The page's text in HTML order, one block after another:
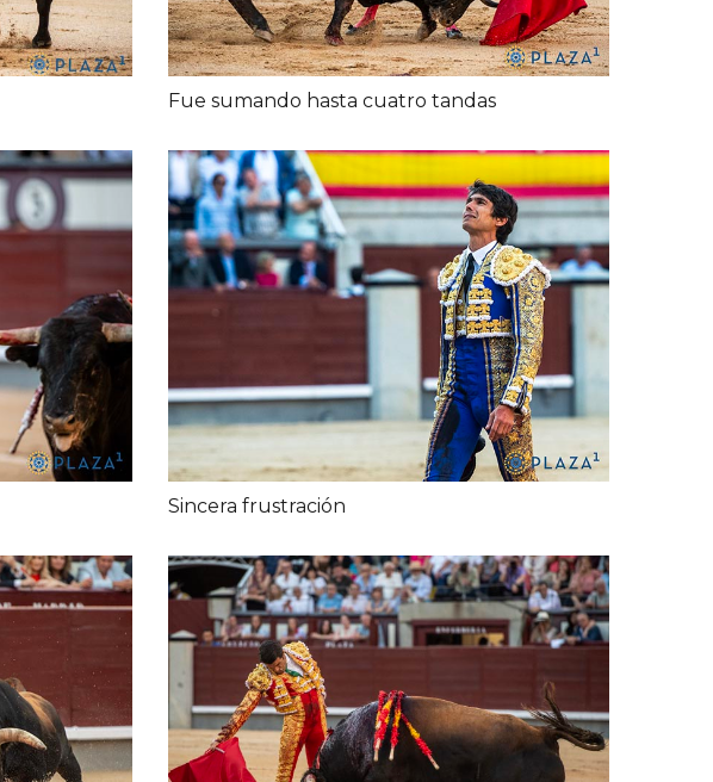
Fue sumando hasta cuatro tandas
Sincera frustración